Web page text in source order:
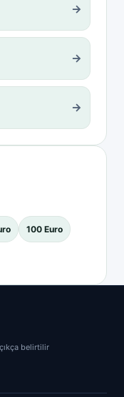
→
→
→
100 Euro
belirtilir